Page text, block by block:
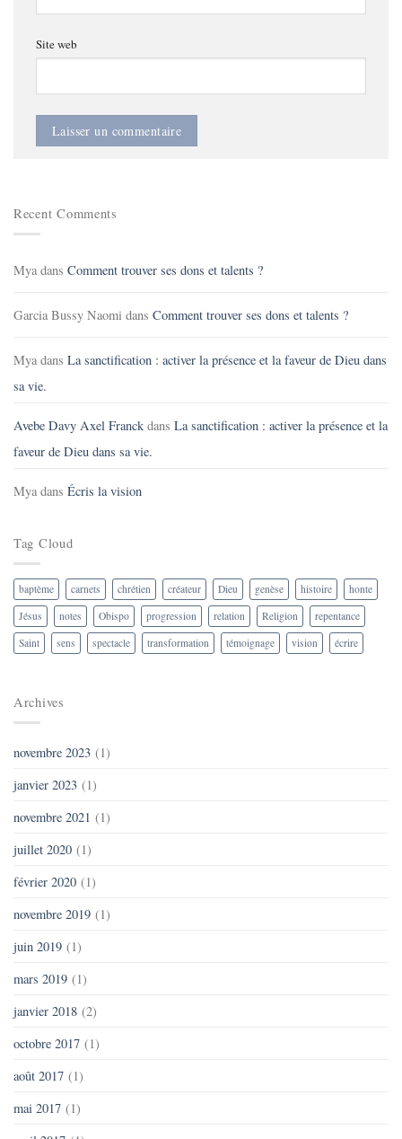
Site web
Recent Comments
Myadans Comment trouver ses dons et talents ?
Garcia Bussy Naomi dans Comment trouver ses dons et talents ?
Myadans La sanctification : activer la présence et la faveur de Dieu dans
sa vie.
Avebe Davy Axel Franck dans La sanctification : activer la présence et la
faveur de Dieu dans sa vie.
Myadans Écris la vision
Tag Cloud
baptème carnets chrétien créateur Dieu genèse histoire
honte
Jésus
notes Obispo progression relation Religion
repentance
Saint
sens spectacle transformation témoignage vision écrire
Archives
novembre 2023 (1)
janvier 2023 (1)
novembre 2021 (1)
juillet 2020 (1)
février 2020 (1)
novembre 2019 (1)
juin 2019 (1)
mars 2019 (1)
janvier 2018 (2)
octobre 2017 (1)
août 2017 (1)
mai 2017 (1)